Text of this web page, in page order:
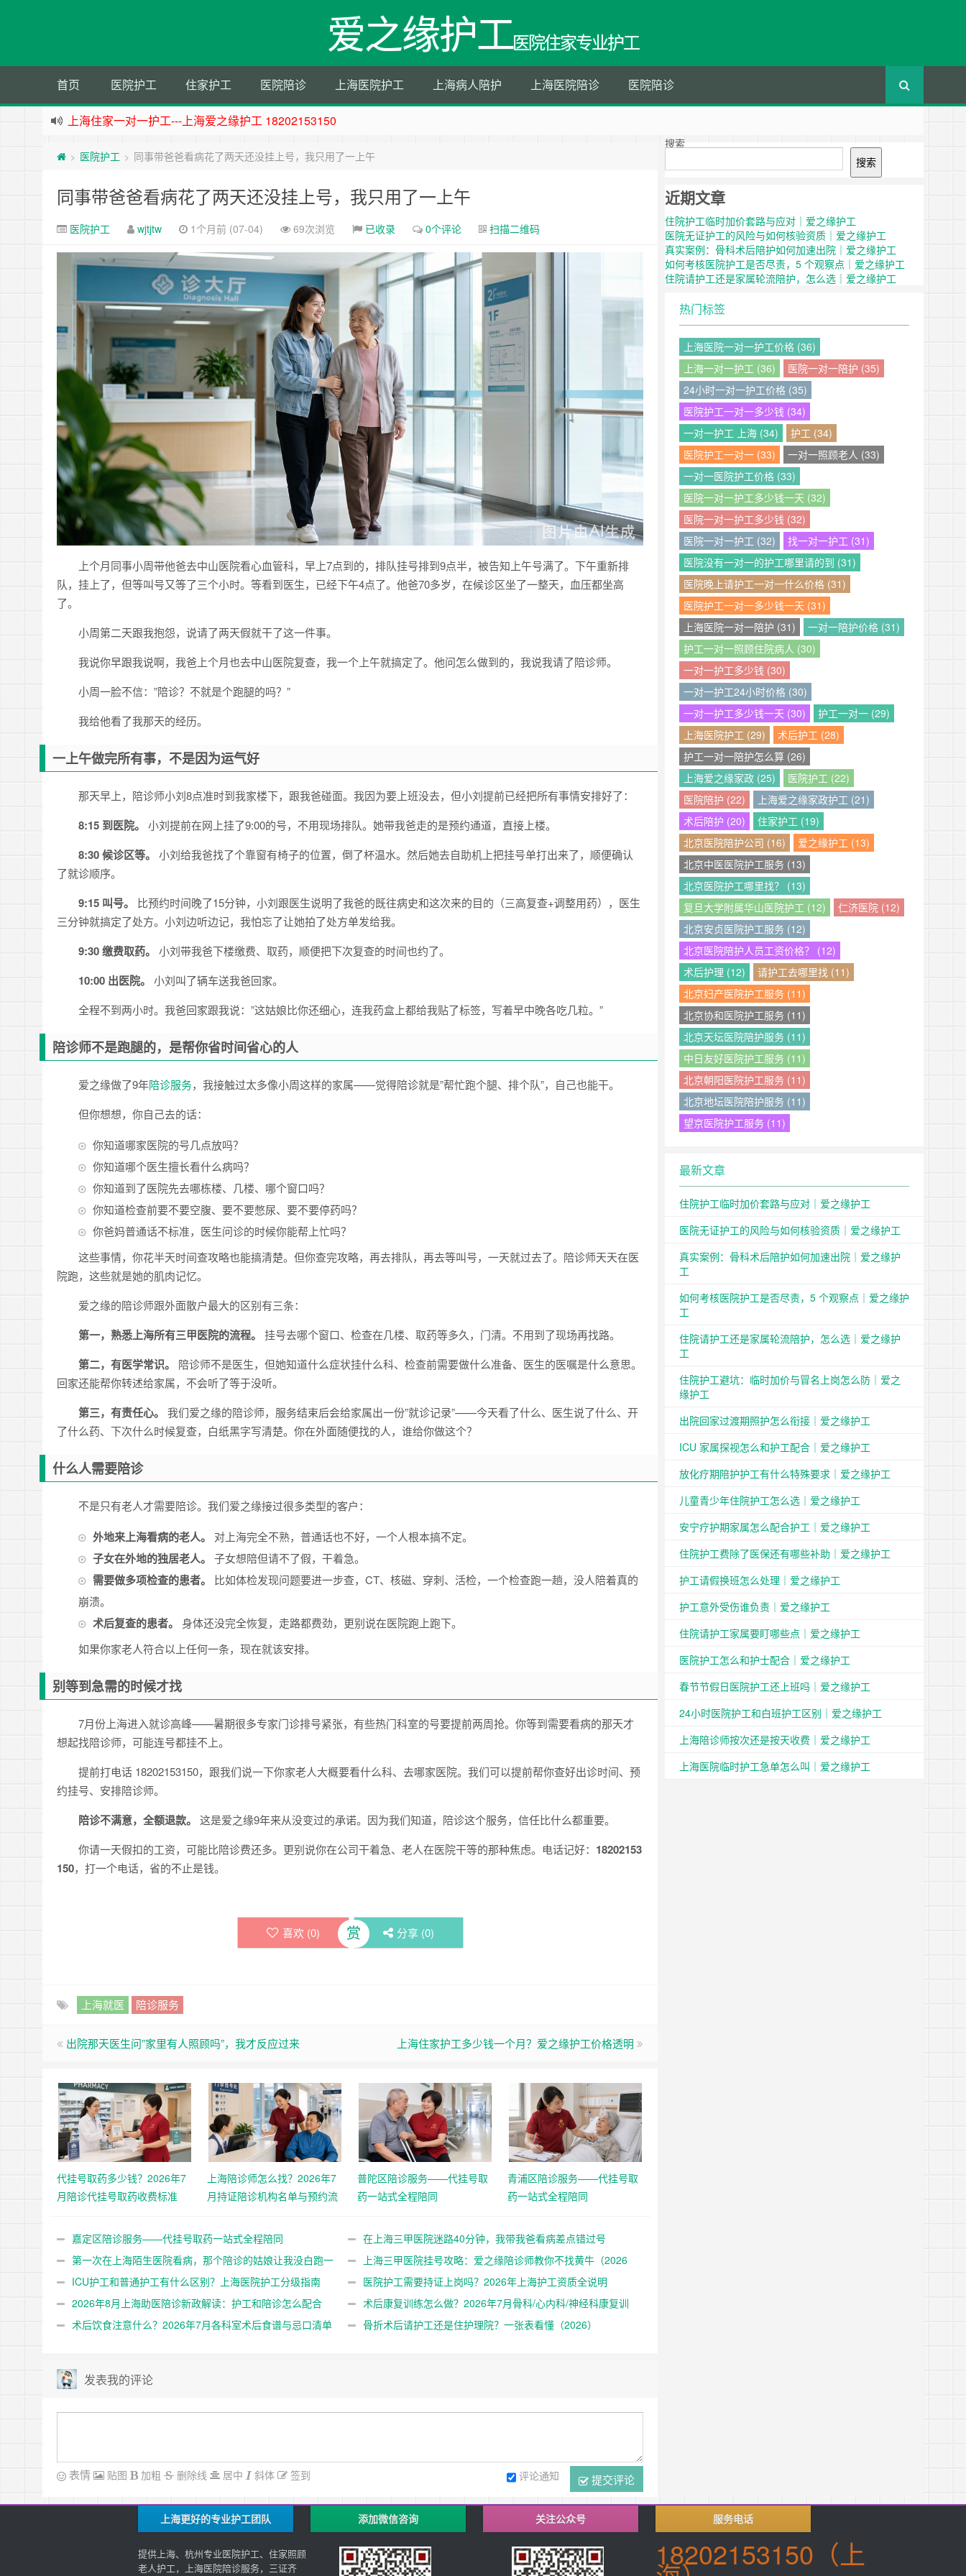
爱之缘护工医院住家专业护工
首页 医院护工 住家护工 医院陪诊 上海医院护工 上海病人陪护 上海医院陪诊 医院陪诊
上海住家一对一护工---上海爱之缘护工 18202153150
杭州专业医院一对一24小时护工---杭州爱之缘护工 18202153150
上海专业医院一对一24小时护工---爱之缘护工 18202153150
> 医院护工 > 同事带爸爸看病花了两天还没挂上号，我只用了一上午
同事带爸爸看病花了两天还没挂上号，我只用了一上午
医院护工 wjtjtw 1个月前 (07-04) 69次浏览 已收录 0个评论 扫描二维码
上个月同事小周带他爸去中山医院看心血管科，早上7点到的，排队挂号排到9点半，被告知上午号满了。下午重新排
队，挂上了，但等叫号又等了三个小时。等看到医生，已经下午4点了。他爸70多岁，在候诊区坐了一整天，血压都坐高
了。
小周第二天跟我抱怨，说请了两天假就干了这一件事。
我说你早跟我说啊，我爸上个月也去中山医院复查，我一个上午就搞定了。他问怎么做到的，我说我请了陪诊师。
小周一脸不信：”陪诊？不就是个跑腿的吗？”
我给他看了我那天的经历。
一上午做完所有事，不是因为运气好
那天早上，陪诊师小刘8点准时到我家楼下，跟我爸碰面。我因为要上班没去，但小刘提前已经把所有事情安排好了：
8:15 到医院。 小刘提前在网上挂了9:00的号，不用现场排队。她带我爸走的是预约通道，直接上楼。
8:30 候诊区等。
小刘给我爸找了个靠窗有椅子的位置，倒了杯温水。然后她去自助机上把挂号单打出来了，顺便确认
了就诊顺序。
9:15 叫号。
比预约时间晚了15分钟，小刘跟医生说明了我爸的既往病史和这次来的目的（三高复查+调整用药），医生
三分钟就搞定了处方。小刘边听边记，我怕忘了让她拍了处方单发给我。
9:30 缴费取药。 小刘带我爸下楼缴费、取药，顺便把下次复查的时间也约了。
10:00 出医院。
小刘叫了辆车送我爸回家。
全程不到两小时。我爸回家跟我说：”这姑娘比你还细心，连我药盒上都给我贴了标签，写着早中晚各吃几粒。”
陪诊师不是跑腿的，是帮你省时间省心的人
爱之缘做了9年陪诊服务，我接触过太多像小周这样的家属——觉得陪诊就是”帮忙跑个腿、排个队”，自己也能干。
但你想想，你自己去的话：
你知道哪家医院的号几点放吗？
你知道哪个医生擅长看什么病吗？
你知道到了医院先去哪栋楼、几楼、哪个窗口吗？
你知道检查前要不要空腹、要不要憋尿、要不要停药吗？
你爸妈普通话不标准，医生问诊的时候你能帮上忙吗？
这些事情，你花半天时间查攻略也能搞清楚。但你查完攻略，再去排队，再去等叫号，一天就过去了。陪诊师天天在医
院跑，这些就是她的肌肉记忆。
爱之缘的陪诊师跟外面散户最大的区别有三条：
第一，熟悉上海所有三甲医院的流程。 挂号去哪个窗口、检查在几楼、取药等多久，门清。不用到了现场再找路。
第二，有医学常识。
陪诊师不是医生，但她知道什么症状挂什么科、检查前需要做什么准备、医生的医嘱是什么意思。
回家还能帮你转述给家属，不会听了等于没听。
第三，有责任心。
我们爱之缘的陪诊师，服务结束后会给家属出一份”就诊记录”——今天看了什么、医生说了什么、开
了什么药、下次什么时候复查，白纸黑字写清楚。你在外面随便找的人，谁给你做这个？
什么人需要陪诊
不是只有老人才需要陪诊。我们爱之缘接过很多类型的客户：
外地来上海看病的老人。 对上海完全不熟，普通话也不好，一个人根本搞不定。
子女在外地的独居老人。 子女想陪但请不了假，干着急。
需要做多项检查的患者。
比如体检发现问题要进一步查，CT、核磁、穿刺、活检，一个检查跑一趟，没人陪着真的
崩溃。
术后复查的患者。
身体还没完全恢复，走路都费劲，更别说在医院跑上跑下。
如果你家老人符合以上任何一条，现在就该安排。
别等到急需的时候才找
7月份上海进入就诊高峰——暑期很多专家门诊排号紧张，有些热门科室的号要提前两周抢。你等到需要看病的那天才
想起找陪诊师，可能连号都挂不上。
提前打电话 18202153150，跟我们说一下你家老人大概要看什么科、去哪家医院。我们可以提前帮你查好出诊时间、预
约挂号、安排陪诊师。
陪诊不满意，全额退款。
这是爱之缘9年来从没变过的承诺。因为我们知道，陪诊这个服务，信任比什么都重要。
你请一天假扣的工资，可能比陪诊费还多。更别说你在公司干着急、老人在医院干等的那种焦虑。电话记好： 18202153
150，打一个电话，省的不止是钱。
喜欢 (0) 赏 分享 (0)
上海就医 陪诊服务
出院那天医生问”家里有人照顾吗”，我才反应过来 上海住家护工多少钱一个月？爱之缘护工价格透明
代挂号取药多少钱？2026年7
月陪诊代挂号取药收费标准
上海陪诊师怎么找？2026年7
月持证陪诊机构名单与预约流
普陀区陪诊服务——代挂号取
药一站式全程陪同
青浦区陪诊服务——代挂号取
药一站式全程陪同
嘉定区陪诊服务——代挂号取药一站式全程陪同
在上海三甲医院迷路40分钟，我带我爸看病差点错过号
第一次在上海陌生医院看病，那个陪诊的姑娘让我没白跑一
趟
上海三甲医院挂号攻略：爱之缘陪诊师教你不找黄牛（2026
版）
ICU护工和普通护工有什么区别？上海医院护工分级指南
医院护工需要持证上岗吗？2026年上海护工资质全说明
2026年8月上海助医陪诊新政解读：护工和陪诊怎么配合
术后康复训练怎么做？2026年7月骨科/心内科/神经科康复训
练指南
术后饮食注意什么？2026年7月各科室术后食谱与忌口清单 骨折术后请护工还是住护理院？一张表看懂（2026）
发表我的评论
提交评论
评论通知
表情 贴图 加粗 删除线 居中 斜体 签到
搜索
搜索
近期文章
住院护工临时加价套路与应对｜爱之缘护工
医院无证护工的风险与如何核验资质｜爱之缘护工
真实案例：骨科术后陪护如何加速出院｜爱之缘护工
如何考核医院护工是否尽责，5 个观察点｜爱之缘护工
住院请护工还是家属轮流陪护，怎么选｜爱之缘护工
热门标签
上海医院一对一护工价格 (36)
上海一对一护工 (36)
医院一对一陪护 (35)
24小时一对一护工价格 (35)
医院护工一对一多少钱 (34)
一对一护工 上海 (34)
护工 (34)
医院护工一对一 (33)
一对一照顾老人 (33)
一对一医院护工价格 (33)
医院一对一护工多少钱一天 (32)
医院一对一护工多少钱 (32)
医院一对一护工 (32)
找一对一护工 (31)
医院没有一对一的护工哪里请的到 (31)
医院晚上请护工一对一什么价格 (31)
医院护工一对一多少钱一天 (31)
上海医院一对一陪护 (31)
一对一陪护价格 (31)
护工一对一照顾住院病人 (30)
一对一护工多少钱 (30)
一对一护工24小时价格 (30)
一对一护工多少钱一天 (30)
护工一对一 (29)
上海医院护工 (29)
术后护工 (28)
护工一对一陪护怎么算 (26)
上海爱之缘家政 (25)
医院护工 (22)
医院陪护 (22)
上海爱之缘家政护工 (21)
术后陪护 (20)
住家护工 (19)
北京医院陪护公司 (16)
爱之缘护工 (13)
北京中医医院护工服务 (13)
北京医院护工哪里找？ (13)
复旦大学附属华山医院护工 (12)
仁济医院 (12)
北京安贞医院护工服务 (12)
北京医院陪护人员工资价格？ (12)
术后护理 (12)
请护工去哪里找 (11)
北京妇产医院护工服务 (11)
北京协和医院护工服务 (11)
北京天坛医院陪护服务 (11)
中日友好医院护工服务 (11)
北京朝阳医院护工服务 (11)
北京地坛医院陪护服务 (11)
望京医院护工服务 (11)
最新文章
住院护工临时加价套路与应对｜爱之缘护工
医院无证护工的风险与如何核验资质｜爱之缘护工
真实案例：骨科术后陪护如何加速出院｜爱之缘护
工
如何考核医院护工是否尽责，5 个观察点｜爱之缘护
工
住院请护工还是家属轮流陪护，怎么选｜爱之缘护
工
住院护工避坑：临时加价与冒名上岗怎么防｜爱之
缘护工
出院回家过渡期照护怎么衔接｜爱之缘护工
ICU 家属探视怎么和护工配合｜爱之缘护工
放化疗期陪护护工有什么特殊要求｜爱之缘护工
儿童青少年住院护工怎么选｜爱之缘护工
安宁疗护期家属怎么配合护工｜爱之缘护工
住院护工费除了医保还有哪些补助｜爱之缘护工
护工请假换班怎么处理｜爱之缘护工
护工意外受伤谁负责｜爱之缘护工
住院请护工家属要盯哪些点｜爱之缘护工
医院护工怎么和护士配合｜爱之缘护工
春节节假日医院护工还上班吗｜爱之缘护工
24小时医院护工和白班护工区别｜爱之缘护工
上海陪诊师按次还是按天收费｜爱之缘护工
上海医院临时护工急单怎么叫｜爱之缘护工
上海更好的专业护工团队
提供上海、杭州专业医院护工、住家照顾
老人护工，上海医院陪诊服务，三证齐
添加微信咨询 关注公众号 服务电话
18202153150（上